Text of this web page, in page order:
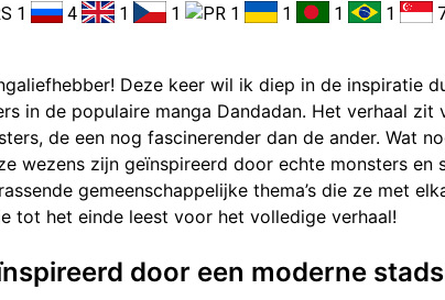
1 4 1 1 1 1 1 1
Deze keer wil ik diep in de inspiratie
in de populaire manga Dandadan. Het verhaal zit
de een nog fascinerender dan de ander. Wat
wezens zijn geïnspireerd door echte monsters en
gemeenschappelijke thema’s die ze met
tot het einde leest voor het volledige verhaal!
door een moderne